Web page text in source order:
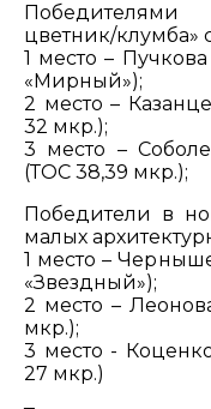
цветник/клумба»
1 место –
«Мирный»);
2 место –
32 мкр.);
3 место –
(ТОС 38,39 мкр.);
Победители в
малых
1 место –
«Звездный»);
2 место –
мкр.);
3 место -
27 мкр.)